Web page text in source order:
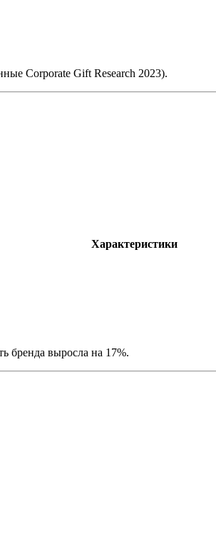
Corporate Gift Research 2023).
Характеристики
бренда выросла на 17%.